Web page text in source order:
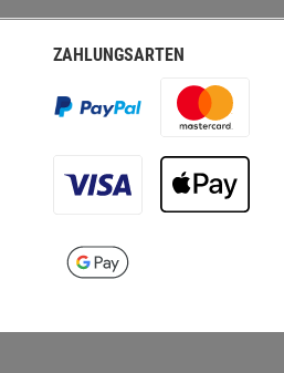
ZAHLUNGSARTEN